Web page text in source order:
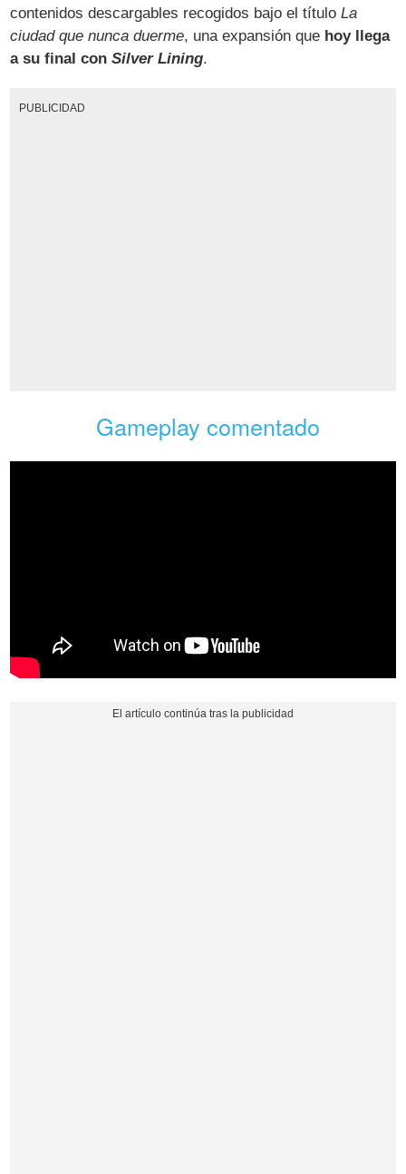
contenidos descargables recogidos bajo el títuloLa
ciudad que nunca duerme, una expansión que hoy llega
a su final conSilver Lining.
PUBLICIDAD
Gameplay comentado